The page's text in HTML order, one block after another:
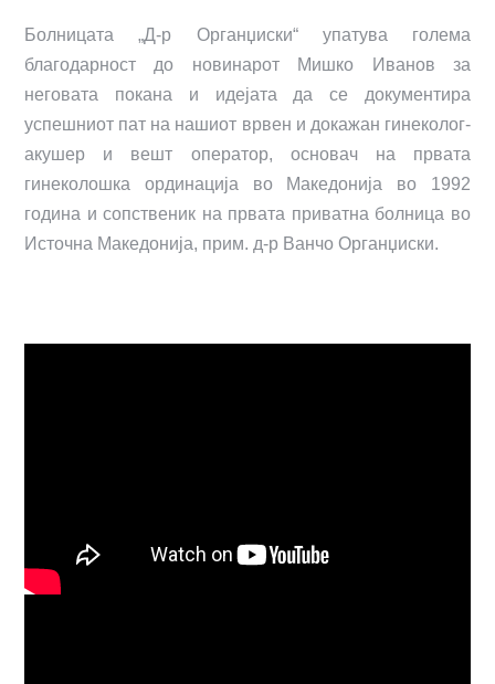
Болницата „Д-р Органџиски“ упатува голема
благодарност до новинарот Мишко Иванов за
неговата покана и идејата да се документира
успешниот пат на нашиот врвен и докажан гинеколог-
акушер и вешт оператор, основач на првата
гинеколошка ординација во Македонија во 1992
година и сопственик на првата приватна болница во
Источна Македонија, прим. д-р Ванчо Органџиски.